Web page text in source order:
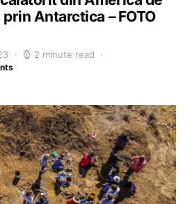
Antarctica – FOTO
2 minute read